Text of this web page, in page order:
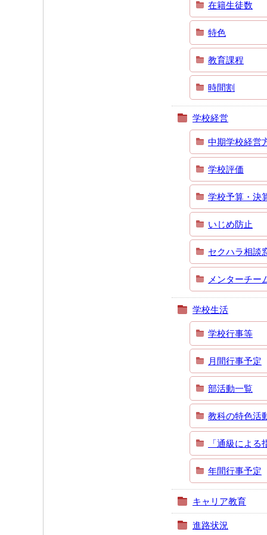
在籍生徒数
特色
教育課程
時間割
学校経営
中期学校経営
学校評価
学校予算・決
いじめ防止
セクハラ相談
メンターチー
学校生活
学校行事等
月間行事予定
部活動一覧
教科の特色活
「通級による
年間行事予定
キャリア教育
進路状況